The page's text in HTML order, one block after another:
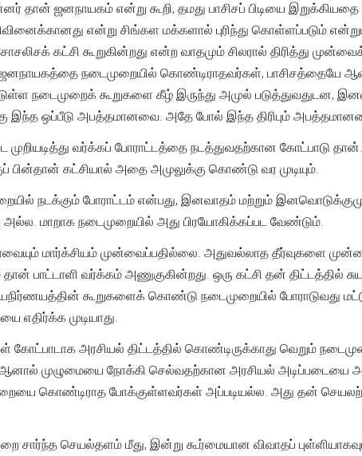
தான் ஜனநாயகம் என்று கூறி, தமது பாசிசப் பிடியை
என்று சிங்கள மக்களால் புரிந்து கொள்ளப்படும்
கட்சி கூறுகின்றது என்ற வாதமும் சிலரால் திரித்து
நடைமுறையில் கொண்டிராதவர்கள்,
நடைமுறைக் கூறுகளை கீழ் இருந்து அமுல் படுத்துவதுடன,
இந்த ஒப்பீடு அபத்தமானவை. அதே போல் இந்த திரிபும்
வர்க்கப் போராட்டத்தை நடத்துவதற்கான கோட்பாடு
பின்தான் கட்சியால் அதை அமுலுக்கு கொண்டு வர முடியும்.
நடக்கும் போராட்டம் என்பது, இனவாதம் மற்றும்
அல்ல. மாறாக நடைமுறையில் அது பிரயோகிக்கப்பட வேண்டும்.
மார்க்சியம் முன்வைப்பதில்லை. அதுவல்லாத தீர்வுகளை
பாட்டாளி வர்க்கம் அணுகுகின்றது. ஒரு கட்சி தன் திட்டத்தில்
கூறுகளைக் கொண்டு நடைமுறையில் போராடுவது
முடியாது.
அரசியல் திட்டத்தில் கொண்டிருக்காது வெறும்
ஆனால் முழுமையை நோக்கி செல்வதற்கான அரசியல்
கொண்டிராத போக்குள்ளவர்கள் அப்படியல்ல. அது தன்
செயல்தளம் மீது, இன்று கூர்மையான விவாதப்